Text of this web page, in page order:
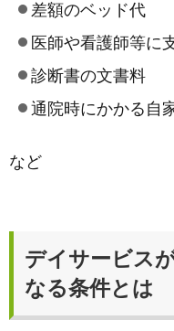
差額のベッド代
医師や看護師等に
診断書の文書料
通院時にかかる自
など
デイサービス
なる条件とは